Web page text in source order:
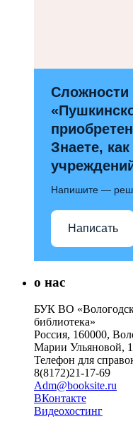
Сложности
Знаете,
Напишите —
Написать
о нас
БУК ВО
библиотека»
Россия, 160000,
Марии Ульяновой, 1
Телефон для
8(8172)21-17-69
Adm@booksite.ru
ВКонтакте
Видеохостинг